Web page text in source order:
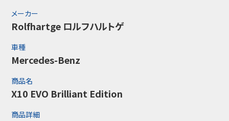
メーカー
Rolfhartge ロルフハルトゲ
車種
Mercedes-Benz
商品名
X10 EVO Brilliant Edition
商品詳細